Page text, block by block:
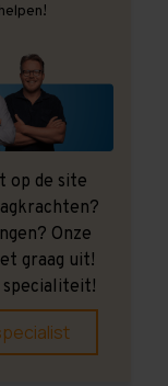
op de site
Onze
graag uit!
specialiteit!